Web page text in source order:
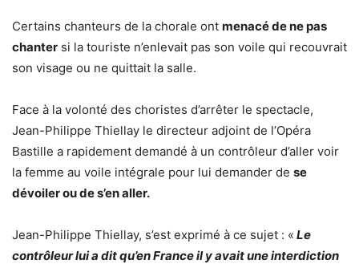
Certains chanteurs de la chorale ont menacé de ne pas
chanter si la touriste n’enlevait pas son voile qui recouvrait
son visage ou ne quittait la salle.
Face à la volonté des choristes d’arrêter le spectacle,
Jean-Philippe Thiellay le directeur adjoint de l’Opéra
Bastille a rapidement demandé à un contrôleur d’aller voir
la femme au voile intégrale pour lui demander de se
dévoiler ou de s’en aller.
Jean-Philippe Thiellay, s’est exprimé à ce sujet : « Le
contrôleur lui a dit qu’en France il y avait une interdiction